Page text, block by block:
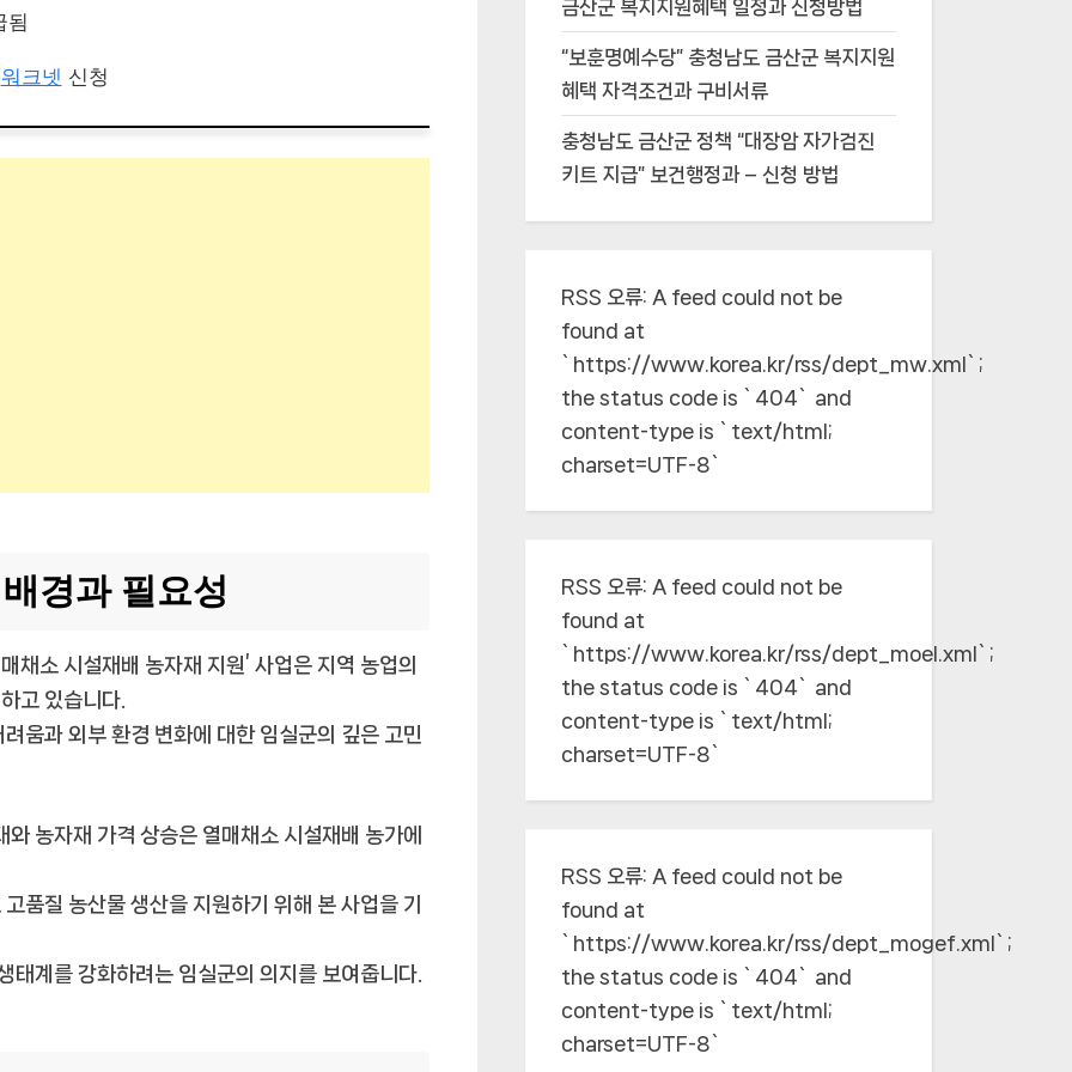
됨
워크넷 신청
경과 필요성
채소 시설재배 농자재 지원’ 사업은 지역 농업의
고 있습니다.
움과 외부 환경 변화에 대한 임실군의 깊은 고민
농자재 가격 상승은 열매채소 시설재배 농가에
품질 농산물 생산을 지원하기 위해 본 사업을 기
태계를 강화하려는 임실군의 의지를 보여줍니다.
금산군 복지지원혜택 일정과 신청방법
“보훈명예수당” 충청남도 금산군 복지지원
혜택 자격조건과 구비서류
충청남도 금산군 정책 “대장암 자가검진
키트 지급” 보건행정과 – 신청 방법
RSS 오류: A feed could not be
found at
`https://www.korea.kr/rss/dept_mw.xml`;
the status code is `404` and
content-type is `text/html;
charset=UTF-8`
RSS 오류: A feed could not be
found at
`https://www.korea.kr/rss/dept_moel.xml`;
the status code is `404` and
content-type is `text/html;
charset=UTF-8`
RSS 오류: A feed could not be
found at
`https://www.korea.kr/rss/dept_mogef.xml`;
the status code is `404` and
content-type is `text/html;
charset=UTF-8`